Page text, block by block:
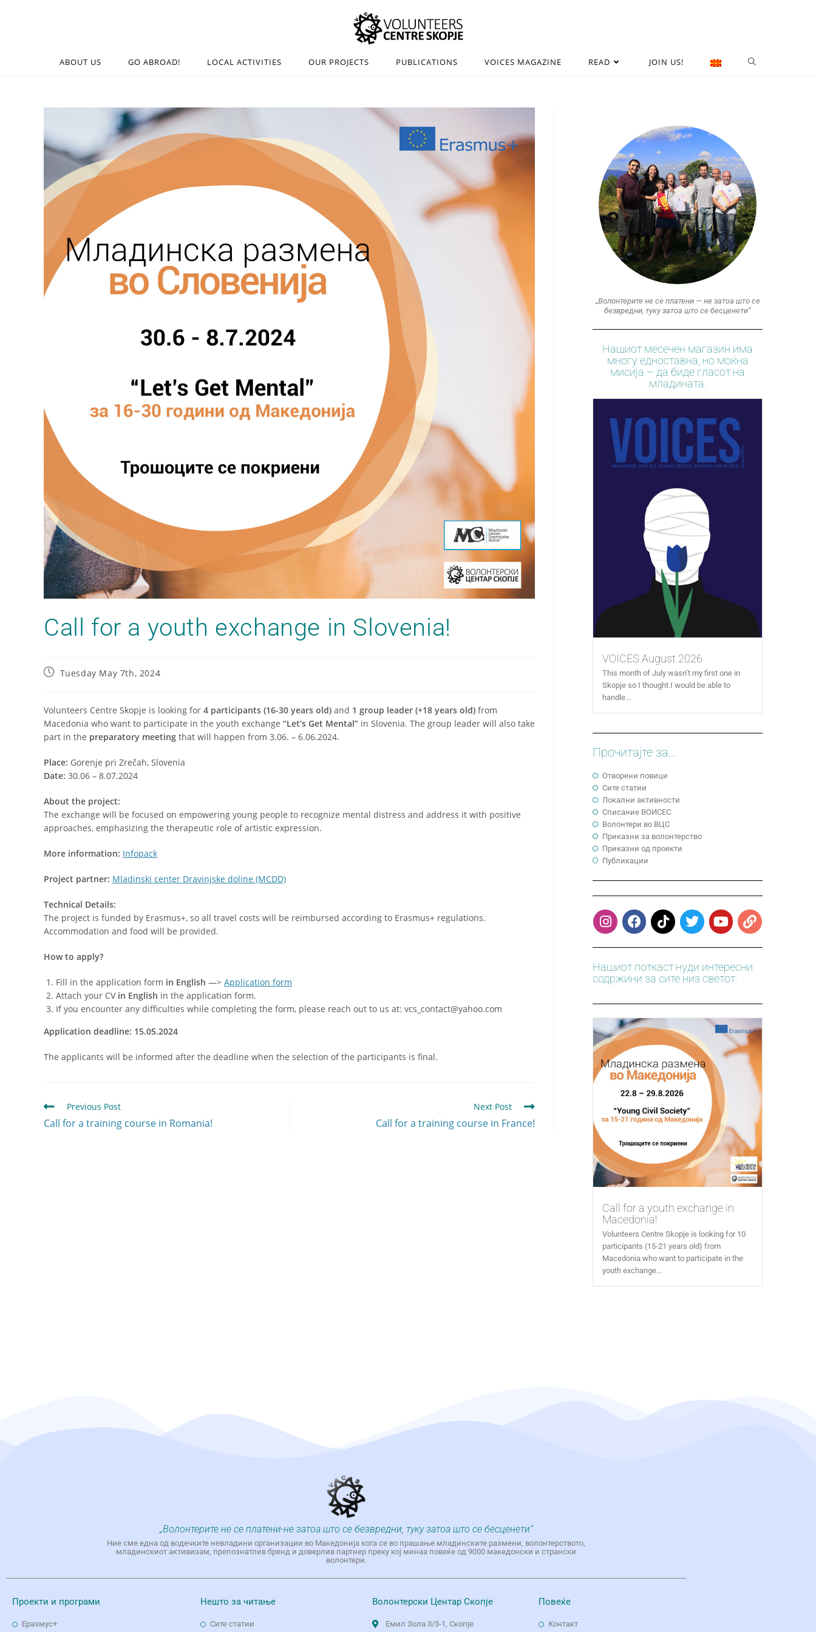
ABOUT US GO ABROAD! LOCAL ACTIVITIES OUR PROJECTS PUBLICATIONS VOICES MAGAZINE READ JOIN US!
Call for a youth exchange in Slovenia!
Tuesday May 7th, 2024
Volunteers Centre Skopje is looking for 4 participants (16-30 years old) and 1 group leader (+18 years old) from
Macedonia who want to participate in the youth exchange “Let’s Get Mental” in Slovenia. The group leader will also take
part in the preparatory meeting that will happen from 3.06. – 6.06.2024.
Place: Gorenje pri Zrečah, Slovenia
Date: 30.06 – 8.07.2024
About the project:
The exchange will be focused on empowering young people to recognize mental distress and address it with positive
approaches, emphasizing the therapeutic role of artistic expression.
More information: Infopack
Project partner: Mladinski center Dravinjske doline (MCDD)
Technical Details:
The project is funded by Erasmus+, so all travel costs will be reimbursed according to Erasmus+ regulations.
Accommodation and food will be provided.
How to apply?
Fill in the application form in English —> Application form
Attach your CV in English in the application form.
If you encounter any difficulties while completing the form, please reach out to us at: vcs_contact@yahoo.com
Application deadline: 15.05.2024
The applicants will be informed after the deadline when the selection of the participants is final.
Previous Post
Call for a training course in Romania!
Next Post
Call for a training course in France!
„Волонтерите не се платени — не затоа што се
безвредни, туку затоа што се бесценети“
Нашиот месечен магазин има
многу едноставна, но моќна
мисија – да биде гласот на
младината.
VOICES August 2026
This month of July wasn’t my first one in
Skopje so I thought I would be able to
handle...
Прочитајте за...
Отворени повици
Сите статии
Локални активности
Cписание ВОИСЕС
Волонтери во ВЦС
Приказни за волонтерство
Приказни од проекти
Публикации
Нашиот поткаст нуди интересни
содржини за сите низ светот.
Call for a youth exchange in
Macedonia!
Volunteers Centre Skopje is looking for 10
participants (15-21 years old) from
Macedonia who want to participate in the
youth exchange...
„Волонтерите не се платени-не затоа што се безвредни, туку затоа што се бесценети“
Ние сме една од водечките невладини организации во Македонија кога се во прашање младинските размени, волонтерството,
младинскиот активизам, препознатлив бренд и доверлив партнер преку кој минаа повеќе од 9000 македонски и странски
волонтери.
Проекти и програми
Еразмус+
Нешто за читање
Сите статии
Волонтерски Центар Скопје
Емил Зола 3/3-1, Скопје
Повеќе
Контакт